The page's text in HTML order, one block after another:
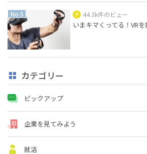
44.3k件のビュー
いまキマくってる！VR
カテゴリー
ピックアップ
企業を見てみよう
就活